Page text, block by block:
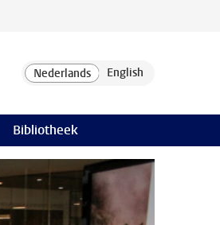
Bibliotheek